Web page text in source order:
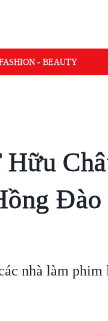
- BEAUTY
Đào
nhà làm phim